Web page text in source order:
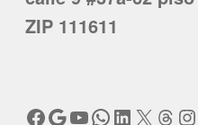
ZIP 111611
Facebook
Google
YouTube
WhatsApp
LinkedIn
X